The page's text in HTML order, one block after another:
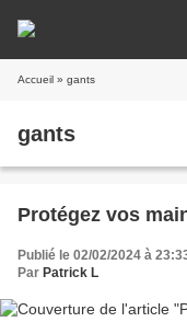
Accueil » gants
gants
Protégez vos
Publié le 02/02/2024 à
Par Patrick L